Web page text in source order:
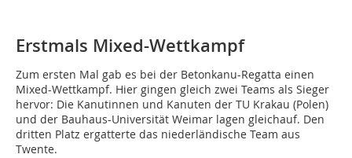
Erstmals Mixed-Wettkampf
Zum ersten Mal gab es bei der Betonkanu-Regatta einen
Mixed-Wettkampf. Hier gingen gleich zwei Teams als Sieger
hervor: Die Kanutinnen und Kanuten der TU Krakau (Polen)
und der Bauhaus-Universität Weimar lagen gleichauf. Den
dritten Platz ergatterte das niederländische Team aus
Twente.